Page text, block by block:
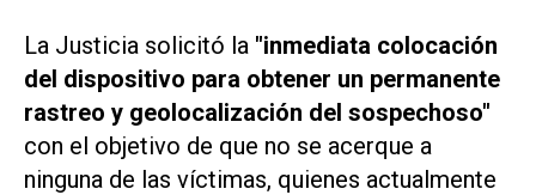
La Justicia solicitó la "inmediata colocación
del dispositivo para obtener un permanente
rastreo y geolocalización del sospechoso"
con el objetivo de que no se acerque a
ninguna de las víctimas, quienes actualmente